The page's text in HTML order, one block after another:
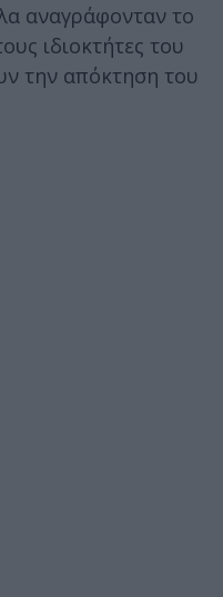
αναγράφονταν το
ιδιοκτήτες του
την απόκτηση του